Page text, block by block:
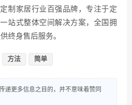
制家居行业百强品牌，专注于定
站式整体空间解决方案，全国拥
终身售后服务。
方法 简单
递更多信息之目的，并不意味着赞同